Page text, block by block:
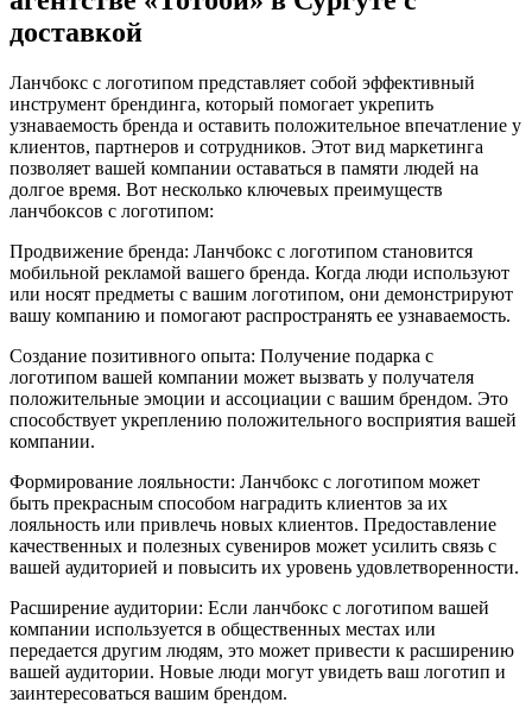
доставкой
Ланчбокс с логотипом представляет собой эффективный
инструмент брендинга, который помогает укрепить
узнаваемость бренда и оставить положительное впечатление у
клиентов, партнеров и сотрудников. Этот вид маркетинга
позволяет вашей компании оставаться в памяти людей на
долгое время. Вот несколько ключевых преимуществ
ланчбоксов с логотипом:
Продвижение бренда: Ланчбокс с логотипом становится
мобильной рекламой вашего бренда. Когда люди используют
или носят предметы с вашим логотипом, они демонстрируют
вашу компанию и помогают распространять ее узнаваемость.
Создание позитивного опыта: Получение подарка с
логотипом вашей компании может вызвать у получателя
положительные эмоции и ассоциации с вашим брендом. Это
способствует укреплению положительного восприятия вашей
компании.
Формирование лояльности: Ланчбокс с логотипом может
быть прекрасным способом наградить клиентов за их
лояльность или привлечь новых клиентов. Предоставление
качественных и полезных сувениров может усилить связь с
вашей аудиторией и повысить их уровень удовлетворенности.
Расширение аудитории: Если ланчбокс с логотипом вашей
компании используется в общественных местах или
передается другим людям, это может привести к расширению
вашей аудитории. Новые люди могут увидеть ваш логотип и
заинтересоваться вашим брендом.